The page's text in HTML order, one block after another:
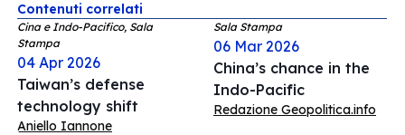
Contenuti correlati
Cina e Indo-Pacifico, Sala
Stampa
04 Apr 2026
Taiwan’s defense
technology shift
Aniello Iannone
Sala Stampa
06 Mar 2026
China’s chance in the
Indo-Pacific
Redazione Geopolitica.info